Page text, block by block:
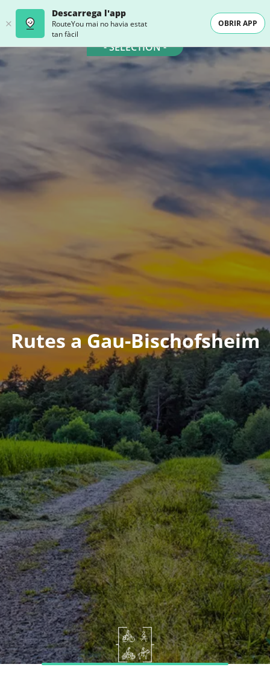
Descarrega l'app
RouteYou mai no havia estat
tan fàcil
OBRIR APP
- SELECTION -
Rutes a Gau-Bischofsheim